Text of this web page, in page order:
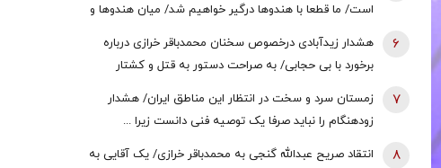
است/ ما قطعا با هندوها درگیر خواهیم شد/ میان هندوها و
هشدار زیدآبادی درخصوص سخنان محمدباقر خرازی درباره
برخورد با بی حجابی/ به صراحت دستور به قتل و کشتار
خطرناکی آزاد است؟
6
زمستان سرد و سخت در انتظار این مناطق ایران/ هشدار
زودهنگام را نباید صرفا یک توصیه فنی دانست زیرا ...
7
انتقاد صریح عبدالله گنجی به محمدباقر خرازی/ یک آقایی به
8